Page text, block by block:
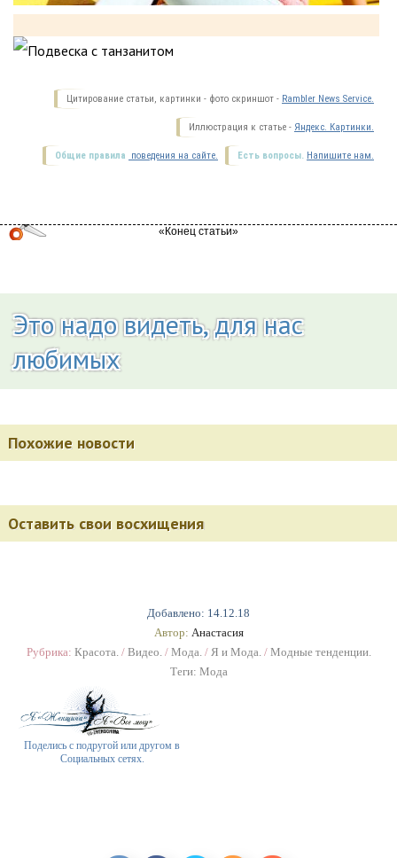
Добавлено: 14.12.18
Автор: Анастасия
Рубрика: Красота./ Видео./ Мода./ Я и Мода./ Модные тенденции.
Теги: Мода
Поделись с подругой или другом в
Социальных сетях.
Цитирование статьи, картинки - фото скриншот - Rambler News Service.
Иллюстрация к статье - Яндекс. Картинки.
Есть вопросы. Напишите нам.
Общие правила поведения на сайте.
Это надо видеть, для нас
любимых
Похожие новости
Оставить свои восхищения